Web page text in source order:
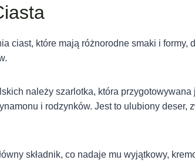
ciast, które mają różnorodne smaki i formy,
należy szarlotka, która przygotowywana
i rodzynków. Jest to ulubiony deser,
składnik, co nadaje mu wyjątkowy,